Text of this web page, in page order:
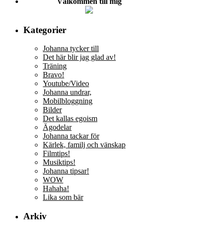
Kategorier
Johanna tycker till
Det här blir jag glad av!
Träning
Bravo!
Youtube/Video
Johanna undrar,
Mobilbloggning
Bilder
Det kallas egoism
Ägodelar
Johanna tackar för
Kärlek, familj och vänskap
Filmtips!
Musiktips!
Johanna tipsar!
WOW
Hahaha!
Lika som bär
Arkiv